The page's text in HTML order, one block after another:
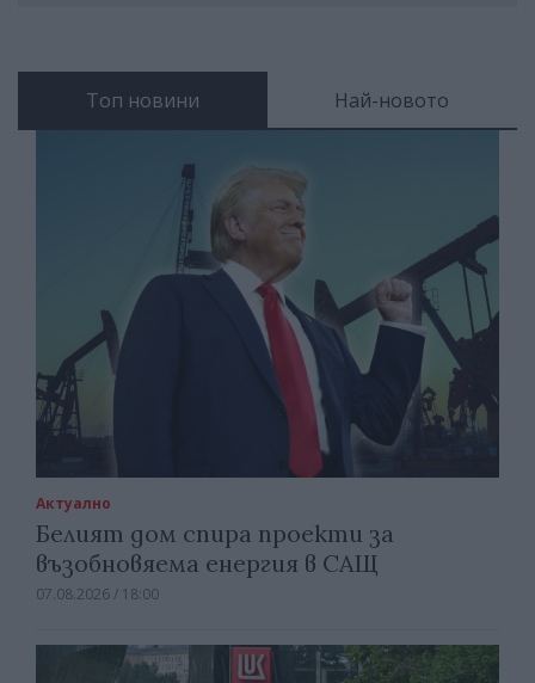
Топ новини Най-новото
Актуално
Белият дом спира проекти за
възобновяема енергия в САЩ
07.08.2026 / 18:00